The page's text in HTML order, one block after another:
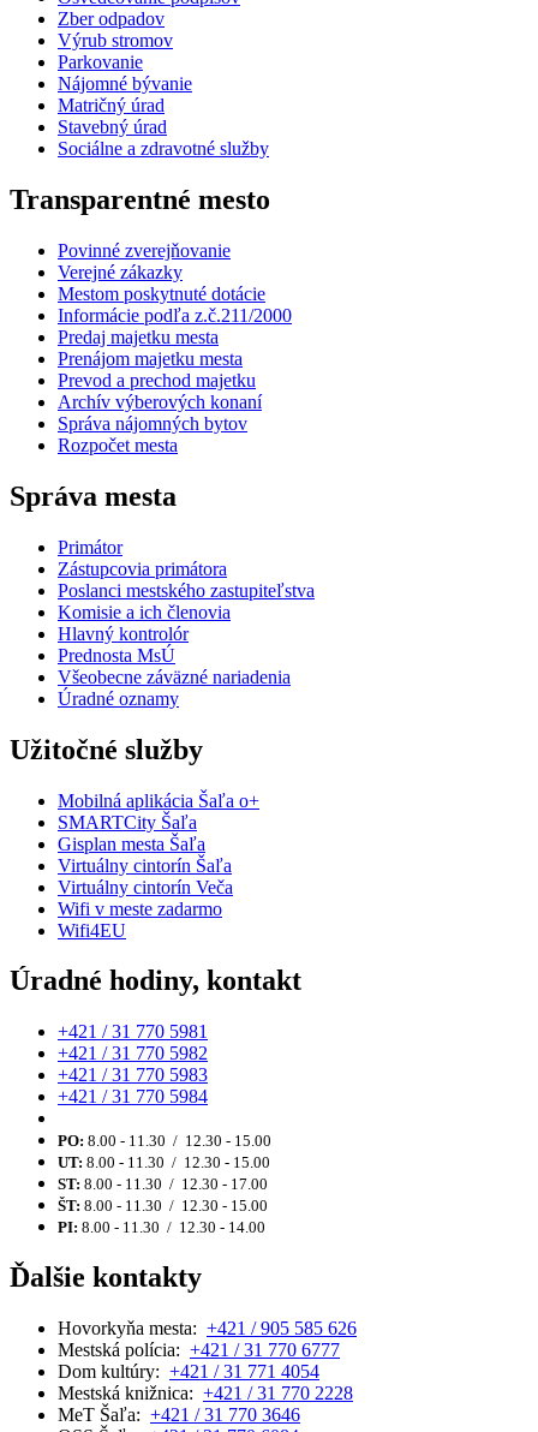
Zber odpadov
Výrub stromov
Parkovanie
Nájomné bývanie
Matričný úrad
Stavebný úrad
Sociálne a zdravotné služby
Transparentné mesto
Povinné zverejňovanie
Verejné zákazky
Mestom poskytnuté dotácie
Informácie podľa z.č.211/2000
Predaj majetku mesta
Prenájom majetku mesta
Prevod a prechod majetku
Archív výberových konaní
Správa nájomných bytov
Rozpočet mesta
Správa mesta
Primátor
Zástupcovia primátora
Poslanci mestského zastupiteľstva
Komisie a ich členovia
Hlavný kontrolór
Prednosta MsÚ
Všeobecne záväzné nariadenia
Úradné oznamy
Užitočné služby
Mobilná aplikácia Šaľa o+
SMARTCity Šaľa
Gisplan mesta Šaľa
Virtuálny cintorín Šaľa
Virtuálny cintorín Veča
Wifi v meste zadarmo
Wifi4EU
Úradné hodiny, kontakt
+421 / 31 770 5981
+421 / 31 770 5982
+421 / 31 770 5983
+421 / 31 770 5984
PO: 8.00 - 11.30 / 12.30 - 15.00
UT: 8.00 - 11.30 / 12.30 - 15.00
ST: 8.00 - 11.30 / 12.30 - 17.00
ŠT: 8.00 - 11.30 / 12.30 - 15.00
PI: 8.00 - 11.30 / 12.30 - 14.00
Ďalšie kontakty
Hovorkyňa mesta: +421 / 905 585 626
Mestská polícia: +421 / 31 770 6777
Dom kultúry: +421 / 31 771 4054
Mestská knižnica: +421 / 31 770 2228
MeT Šaľa: +421 / 31 770 3646